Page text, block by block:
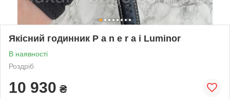
Якісний годинник P a n e r a i Luminor
В наявності
Роздріб
10 930 ₴